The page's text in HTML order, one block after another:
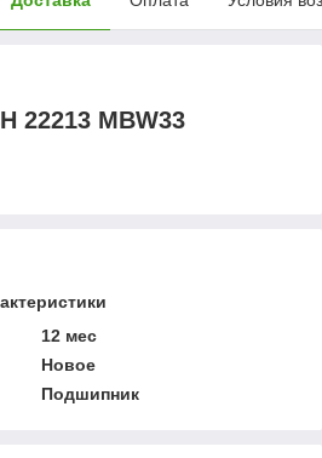
22213 MBW33
12 мес
Новое
Подшипник